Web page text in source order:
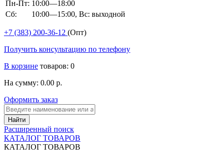
Пн-Пт: 10:00—18:00
Сб:
10:00—15:00, Вс: выходной
+7 (383) 200-36-12 (Опт)
Получить консультацию по телефону
В корзине товаров: 0
На сумму: 0.00 р.
Оформить заказ
Расширенный поиск
КАТАЛОГ ТОВАРОВ
КАТАЛОГ ТОВАРОВ